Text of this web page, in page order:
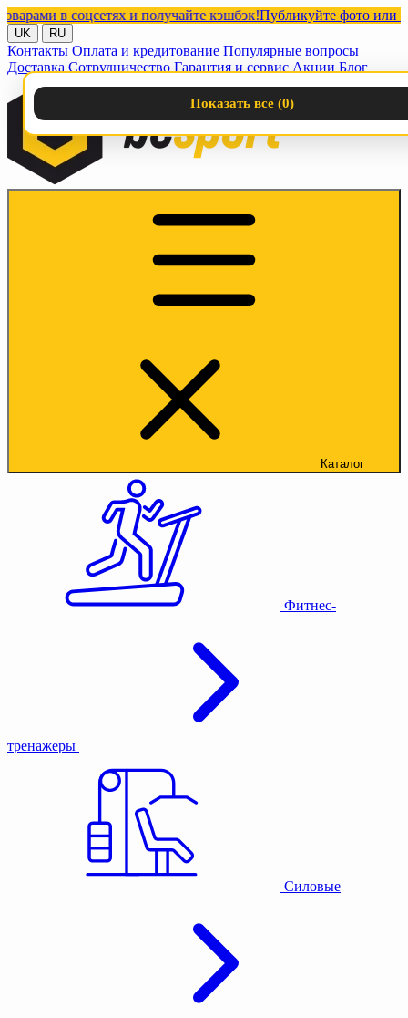
в соцсетях и получайте кэшбэк!Публикуйте фото или видео
UK RU
Контакты Оплата и кредитование Популярные вопросы
Доставка Сотрудничество Гарантия и сервис Акции Блог
Каталог
Фитнес-
тренажеры
Силовые
Показать все (0)